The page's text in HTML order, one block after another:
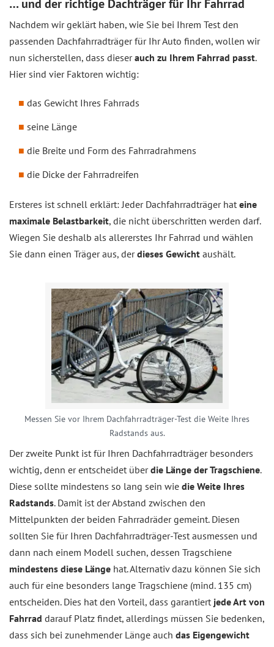
… und der richtige Dachträger für Ihr Fahrrad
Nachdem wir geklärt haben, wie Sie bei Ihrem Test den
passenden Dachfahrradträger für Ihr Auto finden, wollen wir
nun sicherstellen, dass dieserauch zu Ihrem Fahrrad passt.
Hier sind vier Faktoren wichtig:
das Gewicht Ihres Fahrrads
seine Länge
die Breite und Form des Fahrradrahmens
die Dicke der Fahrradreifen
Ersteres ist schnell erklärt: Jeder Dachfahrradträger hat eine
maximale Belastbarkeit, die nicht überschritten werden darf.
Wiegen Sie deshalb als allererstes Ihr Fahrrad und wählen
Sie dann einen Träger aus, derdieses Gewicht aushält.
Messen Sie vor Ihrem Dachfahrradträger-Test die Weite Ihres
Radstands aus.
Der zweite Punkt ist für Ihren Dachfahrradträger besonders
wichtig, denn er entscheidet überdie Länge der Tragschiene.
Diese sollte mindestens so lang sein wie die Weite Ihres
Radstands. Damit ist der Abstand zwischen den
Mittelpunkten der beiden Fahrradräder gemeint. Diesen
sollten Sie für Ihren Dachfahrradträger-Test ausmessen und
dann nach einem Modell suchen, dessen Tragschiene
mindestens diese Länge hat. Alternativ dazu können Sie sich
auch für eine besonders lange Tragschiene (mind. 135 cm)
entscheiden. Dies hat den Vorteil, dass garantiert jede Art von
Fahrrad darauf Platz findet, allerdings müssen Sie bedenken,
dass sich bei zunehmender Länge auch das Eigengewicht